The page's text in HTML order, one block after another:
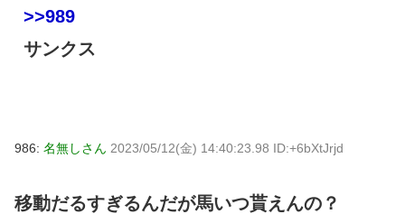
>>989
サンクス
986: 名無しさん 2023/05/12(金) 14:40:23.98 ID:+6bXtJrjd
移動だるすぎるんだが馬いつ貰えんの？